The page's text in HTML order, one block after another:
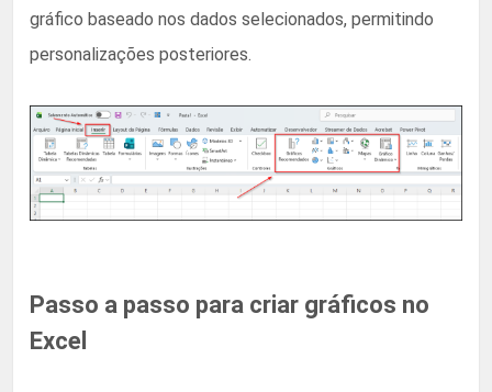
gráfico baseado nos dados selecionados, permitindo
personalizações posteriores.
Passo a passo para criar gráficos no
Excel